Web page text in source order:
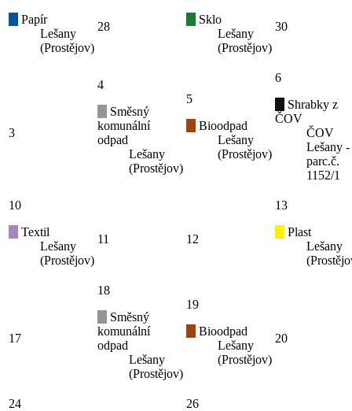
Papír
Lešany
(Prostějov)
28
Sklo
Lešany
(Prostějov)
30
3
4
Směsný
komunální
odpad
Lešany
(Prostějov)
5
Bioodpad
Lešany
(Prostějov)
6
Shrabky z
ČOV
ČOV
Lešany -
parc.č.
1152/1
10
Textil
Lešany
(Prostějov)
11 12
13
Plast
Lešany
17
18
Směsný
komunální
odpad
Lešany
(Prostějov)
19
Bioodpad
Lešany
(Prostějov)
20
24
26